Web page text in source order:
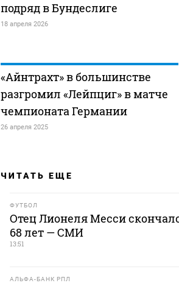
подряд в Бундеслиге
18 апреля 2026
«Айнтрахт» в большинстве
разгромил «Лейпциг» в матче
чемпионата Германии
26 апреля 2025
ЧИТАТЬ ЕЩЕ
ФУТБОЛ
Отец Лионеля Месси
68 лет — СМИ
13:51
АЛЬФА-БАНК РПЛ